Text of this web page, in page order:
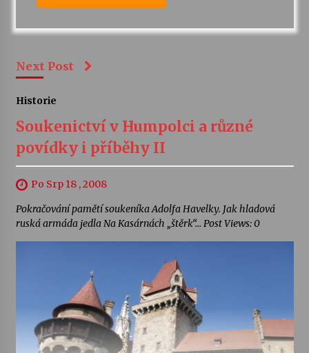
Next Post
Historie
Soukenictví v Humpolci a různé
povídky i příběhy II
Po Srp 18 , 2008
Pokračování pamětí soukeníka Adolfa Havelky. Jak hladová
ruská armáda jedla Na Kasárnách „štěrk“… Post Views: 0